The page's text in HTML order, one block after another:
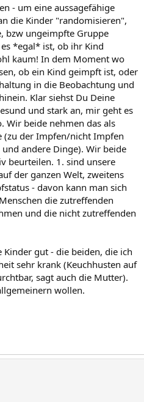
- um eine aussagefähige
die Kinder "randomisieren",
bzw ungeimpfte Gruppe
*egal* ist, ob ihr Kind
kaum! In dem Moment wo
ob ein Kind geimpft ist, oder
in die Beobachtung und
Klar siehst Du Deine
und stark an, mir geht es
Wir beide nehmen das als
(zu der Impfen/nicht Impfen
andere Dinge). Wir beide
beurteilen. 1. sind unsere
der ganzen Welt, zweitens
- davon kann man sich
die zutreffenden
und die nicht zutreffenden
gut - die beiden, die ich
sehr krank (Keuchhusten auf
sagt auch die Mutter).
wollen.